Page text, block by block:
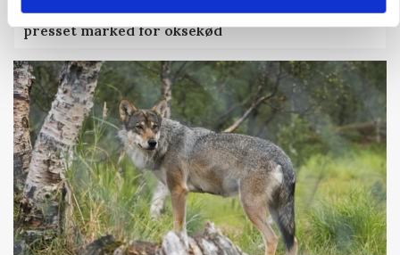
Uændret notering: Spæde lyspunkter i fortsat
presset marked for oksekød